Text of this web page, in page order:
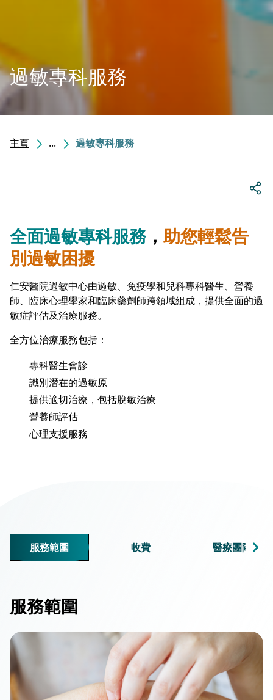
過敏專科服務
主頁 ... 過敏專科服務
全面過敏專科服務， 助您輕鬆告
別過敏困擾
仁安醫院過敏中心由過敏、免疫學和兒科專科醫生、營養
師、臨床心理學家和臨床藥劑師跨領域組成，提供全面的過
敏症評估及治療服務。
全方位治療服務包括：
專科醫生會診
識別潛在的過敏原
提供適切治療，包括脫敏治療
營養師評估
心理支援服務
服務範圍 收費 醫療團隊
服務範圍